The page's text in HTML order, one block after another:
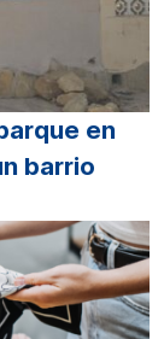
en
barrio